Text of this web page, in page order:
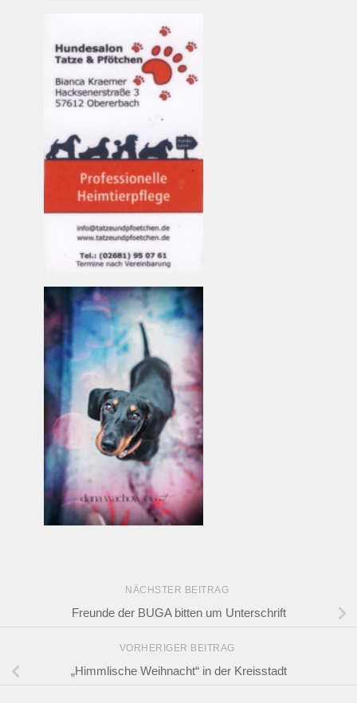
NÄCHSTER BEITRAG
Freunde der BUGA bitten um Unterschrift
VORHERIGER BEITRAG
„Himmlische Weihnacht“ in der Kreisstadt